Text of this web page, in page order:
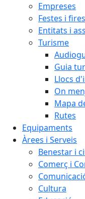
Empreses
Festes i fires
Entitats i
Turisme
Guia
Llocs
On
Mapa
Rutes
Equipaments
Àrees i Serveis
Benestar i
Comerç i
Cultura